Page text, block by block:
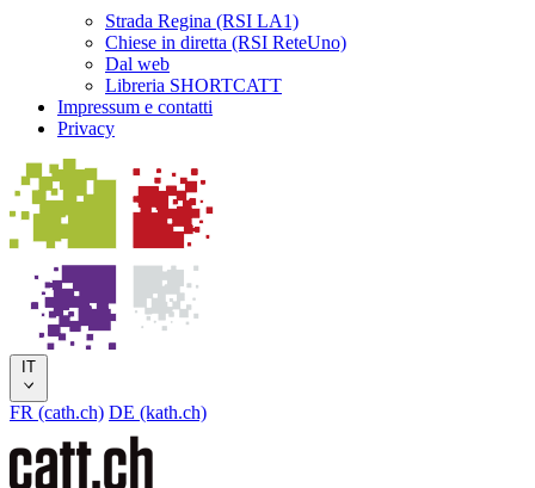
Strada Regina (RSI LA1)
Chiese in diretta (RSI ReteUno)
Dal web
Libreria SHORTCATT
Impressum e contatti
Privacy
IT
FR (cath.ch) DE (kath.ch)